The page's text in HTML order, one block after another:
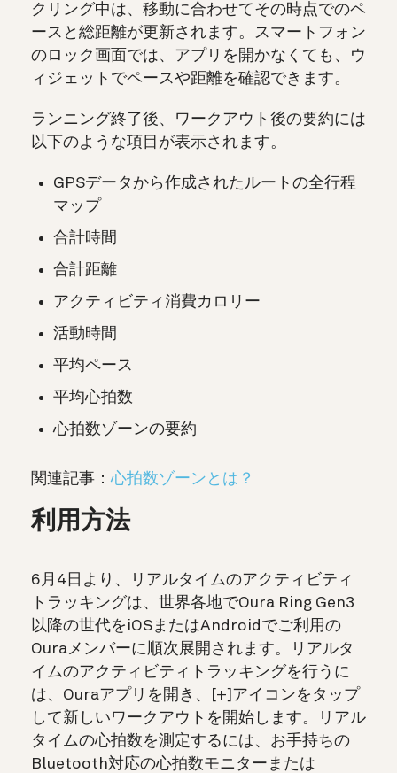
クリング中は、移動に合わせてその時点でのペ
ースと総距離が更新されます。スマートフォン
のロック画面では、アプリを開かなくても、ウ
ィジェットでペースや距離を確認できます。
ランニング終了後、ワークアウト後の要約には
以下のような項目が表示されます。
GPSデータから作成されたルートの全行程
マップ
合計時間
合計距離
アクティビティ消費カロリー
活動時間
平均ペース
平均心拍数
心拍数ゾーンの要約
関連記事： 心拍数ゾーンとは？
利用方法
6月4日より、リアルタイムのアクティビティ
トラッキングは、世界各地でOura Ring Gen3
以降の世代をiOSまたはAndroidでご利用の
Ouraメンバーに順次展開されます。リアルタ
イムのアクティビティトラッキングを行うに
は、Ouraアプリを開き、[+]アイコンをタップ
して新しいワークアウトを開始します。リアル
タイムの心拍数を測定するには、お手持ちの
Bluetooth対応の心拍数モニターまたは